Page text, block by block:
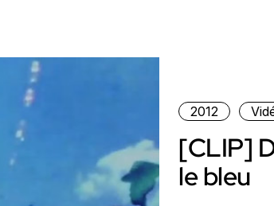
2012
[CLIP]
le bleu